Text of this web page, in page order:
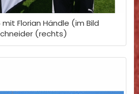
mit Florian Händle (im Bild
(rechts)